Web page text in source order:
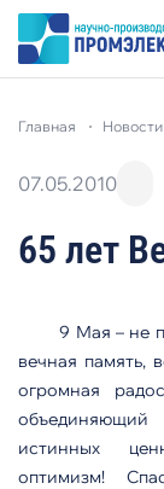
главная новости
07.05.2010
65 лет
9 Мая – не
вечная память,
огромная
объединяющий
истинных
оптимизм!